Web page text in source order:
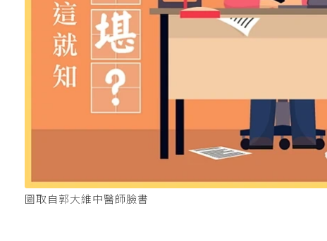
圖取自郭大維中醫師臉書